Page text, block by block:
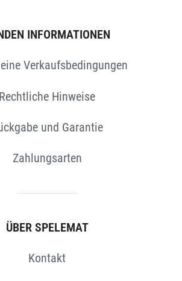
INFORMATIONEN
Verkaufsbedingungen
Rechtliche Hinweise
und Garantie
Zahlungsarten
ÜBER SPELEMAT
Kontakt